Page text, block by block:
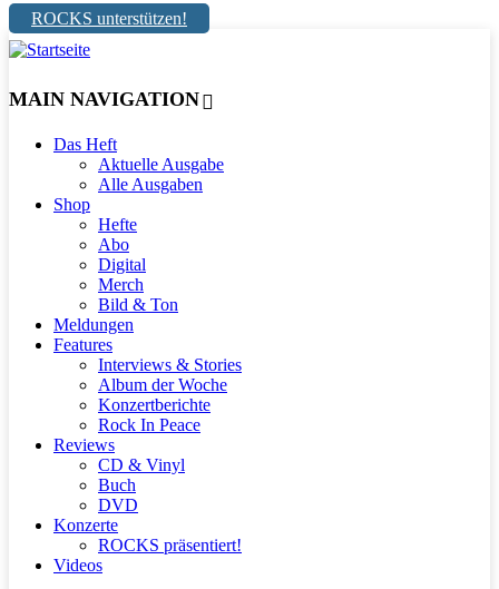
ROCKS unterstützen!
MAIN NAVIGATION
Das Heft
Aktuelle Ausgabe
Alle Ausgaben
Shop
Hefte
Abo
Digital
Merch
Bild & Ton
Meldungen
Features
Interviews & Stories
Album der Woche
Konzertberichte
Rock In Peace
Reviews
CD & Vinyl
Buch
DVD
Konzerte
ROCKS präsentiert!
Videos